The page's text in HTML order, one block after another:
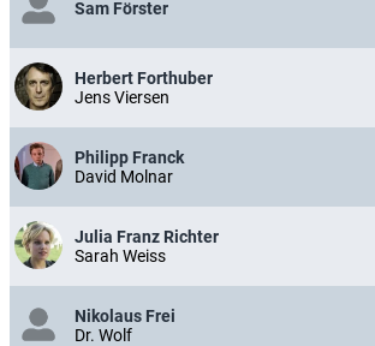
Sam Förster
Herbert Forthuber
Jens Viersen
Philipp Franck
David Molnar
Julia Franz Richter
Sarah Weiss
Nikolaus Frei
Dr. Wolf